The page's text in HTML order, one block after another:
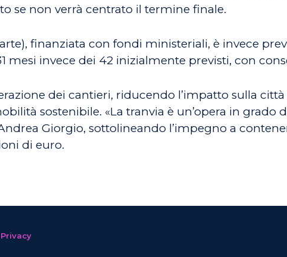
se non verrà centrato il termine finale.
finanziata con fondi ministeriali, è invece
mesi invece dei 42 inizialmente previsti, con
dei cantieri, riducendo l’impatto sulla
sostenibile. «La tranvia è un’opera in grado
Giorgio, sottolineando l’impegno a
di euro.